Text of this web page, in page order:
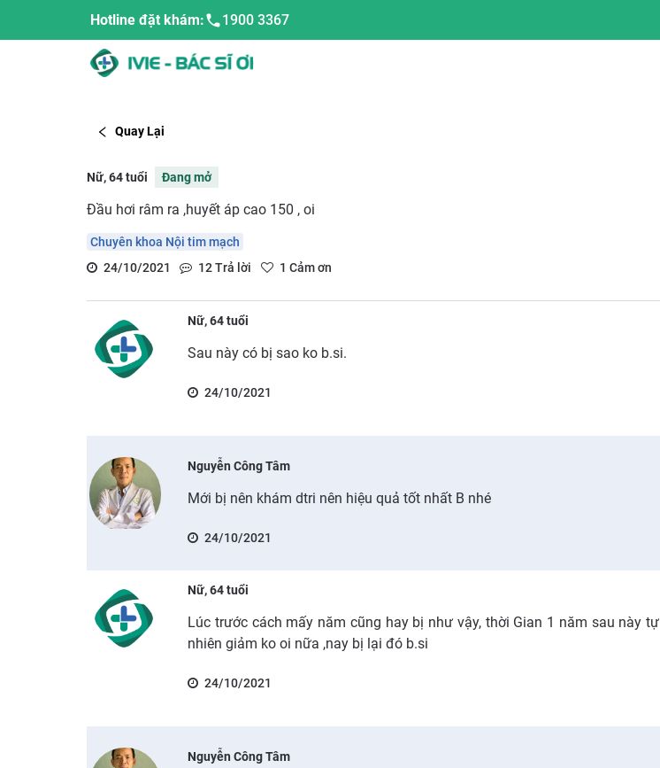
Hotline đặt khám: 1900 3367
Quay Lại
Nữ, 64 tuổi Đang mở
Đầu hơi râm ra ,huyết áp cao 150 , oi
Chuyên khoa Nội tim mạch
24/10/2021
12Trả lời 1 Cảm ơn
Nữ, 64 tuổi
Sau này có bị sao ko b.si.
24/10/2021
Nguyễn Công Tâm
Mới bị nên khám dtri nên hiệu quả tốt nhất B nhé
24/10/2021
Nữ, 64 tuổi
Lúc trước cách mấy năm cũng hay bị như vậy, thời Gian 1 năm sau này tự
nhiên giảm ko oi nữa ,nay bị lại đó b.si
24/10/2021
Nguyễn Công Tâm